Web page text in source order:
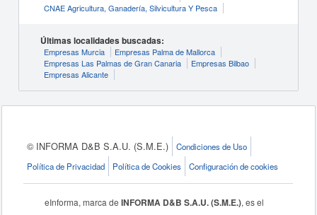
CNAE Agricultura, Ganadería, Silvicultura Y Pesca
Últimas localidades buscadas:
Empresas Murcia
Empresas Palma de Mallorca
Empresas Las Palmas de Gran Canaria
Empresas Bilbao
Empresas Alicante
© INFORMA D&B S.A.U. (S.M.E.)
Condiciones de Uso
Política de Privacidad
Política de Cookies Configuración de cookies
eInforma, marca deINFORMA D&B S.A.U. (S.M.E.), es el